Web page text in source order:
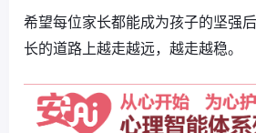
希望每位家长都能成为孩子的坚强
长的道路上越走越远，越走越稳。